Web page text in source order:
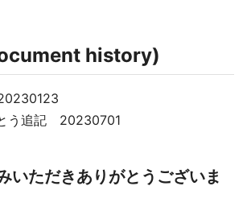
history)
う追記 20230701
いただきありがとうございま